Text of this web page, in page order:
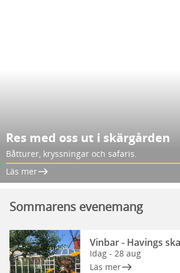
Res med oss ut i skärgården
Båtturer, kryssningar och safaris.
Läs mer
Sommarens evenemang
Vinbar - Havings
Idag - 28 aug
Läs mer